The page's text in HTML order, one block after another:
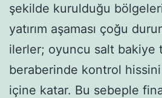
şekilde kurulduğu
yatırım aşaması çoğu
ilerler; oyuncu salt bakiye
beraberinde kontrol
içine katar. Bu sebeple